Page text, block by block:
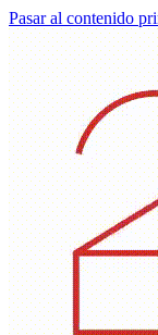
Pasar al contenido